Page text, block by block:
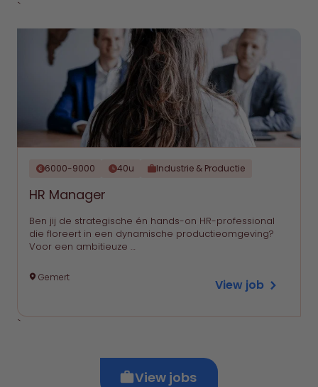
`
6000-9000 40u Industrie & Productie
HR Manager
Ben jij de strategische én hands-on HR-professional
die floreert in een dynamische productieomgeving?
Voor een ambitieuze …
Gemert View job
`
View jobs